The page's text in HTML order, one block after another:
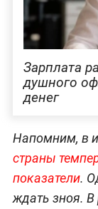
Зарплата
душного
денег
Напомним, в
страны
показатели.
ждать зноя. В